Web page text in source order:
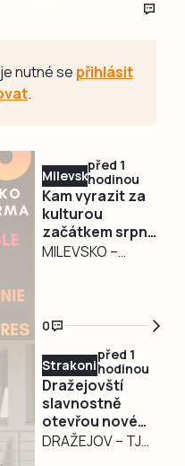
nutné se přihlásit
.
Milevsko
před 1
hodinou
Kam vyrazit za
kulturou
začátkem srpna
v Milevsku?
MILEVSKO –
pestrý program
pro děti i dospělé.
Milevské kino zve
na rodinné filmy,
horor i dokument,
Dům kultury
přichystal
0
Strakonicko
před 1
hodinou
Dražejovští
slavnostně
otevřou nové
kabiny. Zvou na
DRAŽEJOV – TJ